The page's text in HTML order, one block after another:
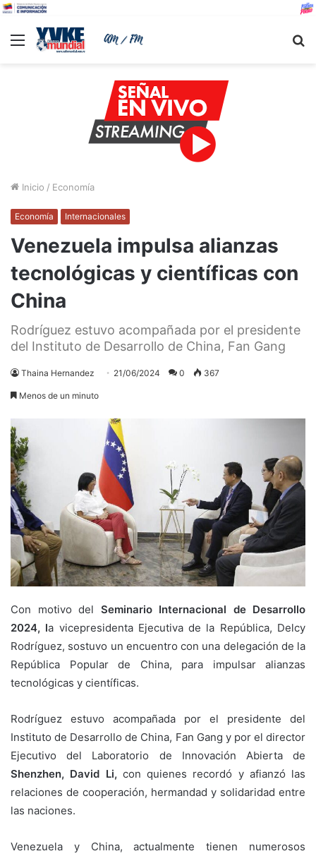
Menu
Inicio / Economía
Economía Internacionales
Venezuela impulsa alianzas
tecnológicas y científicas con
China
Rodríguez estuvo acompañada por el presidente
del Instituto de Desarrollo de China, Fan Gang
Thaina Hernandez 21/06/2024 0 367
Menos de un minuto
Con motivo del Seminario Internacional de Desarrollo
2024, la vicepresidenta Ejecutiva de la República, Delcy
Rodríguez, sostuvo un encuentro con una delegación de la
República Popular de China, para impulsar alianzas
tecnológicas y científicas.
Rodríguez estuvo acompañada por el presidente del
Instituto de Desarrollo de China, Fan Gang y por el director
Ejecutivo del Laboratorio de Innovación Abierta de
Shenzhen, David Li, con quienes recordó y afianzó las
relaciones de cooperación, hermandad y solidaridad entre
las naciones.
Venezuela y China, actualmente tienen numerosos